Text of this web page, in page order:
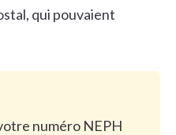
qui pouvaient
numéro NEPH